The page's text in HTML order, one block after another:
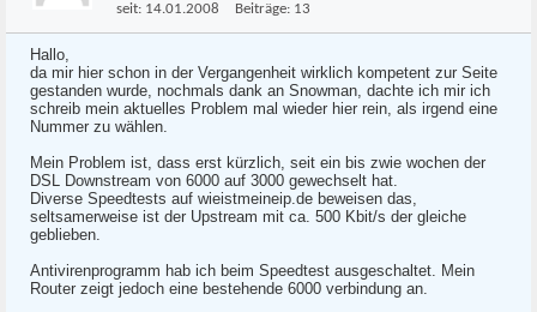
seit: 14.01.2008 Beiträge: 13
Hallo,
da mir hier schon in der Vergangenheit wirklich kompetent zur Seite
gestanden wurde, nochmals dank an Snowman, dachte ich mir ich
schreib mein aktuelles Problem mal wieder hier rein, als irgend eine
Nummer zu wählen.
Mein Problem ist, dass erst kürzlich, seit ein bis zwie wochen der
DSL Downstream von 6000 auf 3000 gewechselt hat.
Diverse Speedtests auf wieistmeineip.de beweisen das,
seltsamerweise ist der Upstream mit ca. 500 Kbit/s der gleiche
geblieben.
Antivirenprogramm hab ich beim Speedtest ausgeschaltet. Mein
Router zeigt jedoch eine bestehende 6000 verbindung an.